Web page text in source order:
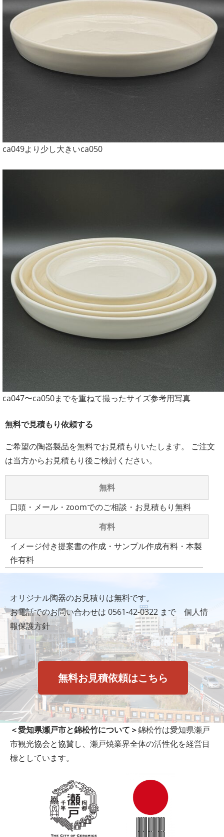
ca049より少し大きいca050
ca047〜ca050までを重ねて撮ったサイズ参考用写真
無料で見積もり依頼する
ご希望の陶器製品を無料でお見積もりいたします。 ご注文
は当方からお見積もり後ご検討ください。
無料
口頭・メール・zoomでのご相談・お見積もり無料
有料
イメージ付き提案書の作成・サンプル作成有料・本製
作有料
オリジナル陶器のお見積りは無料です。
お電話でのお問い合わせは 0561-42-0322 まで 個人情
報保護方針
無料お見積依頼はこちら
＜愛知県瀬戸市と錦松竹について＞錦松竹は愛知県瀬戸
市観光協会と協賛し、瀬戸焼業界全体の活性化を経営目
標としています。